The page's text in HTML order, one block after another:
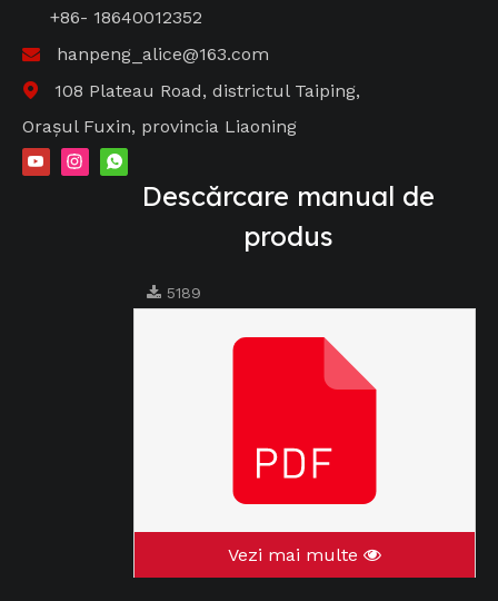
+86- 18640012352
 hanpeng_alice@163.com

108 Plateau Road, districtul Taiping,
Orașul Fuxin, provincia Liaoning
Descărcare manual de
produs
5189
Vezi mai multe